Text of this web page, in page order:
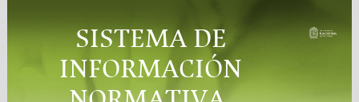
SISTEMA DE
INFORMACIÓN